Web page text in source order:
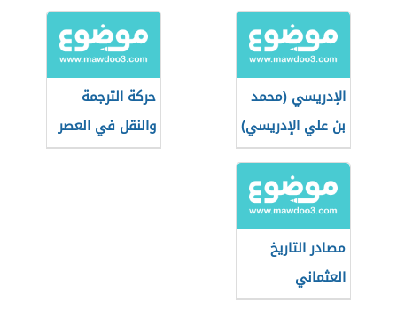
الإدريسي (محمد
بن علي الإدريسي)
حركة الترجمة
والنقل في العصر
العباسي الأول
مصادر التاريخ
العثماني